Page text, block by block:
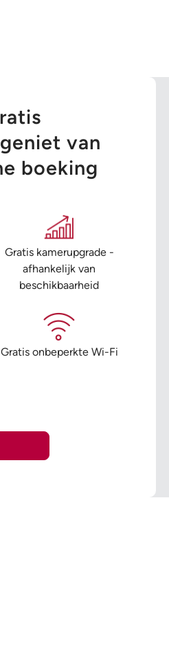
van
boeking
Gratis kamerupgrade -
afhankelijk van
beschikbaarheid
Gratis onbeperkte Wi-Fi